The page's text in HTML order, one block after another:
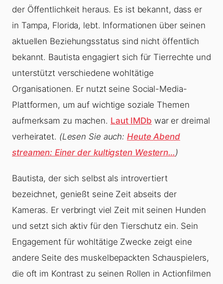
der Öffentlichkeit heraus. Es ist bekannt, dass er
in Tampa, Florida, lebt. Informationen über seinen
aktuellen Beziehungsstatus sind nicht öffentlich
bekannt. Bautista engagiert sich für Tierrechte und
unterstützt verschiedene wohltätige
Organisationen. Er nutzt seine Social-Media-
Plattformen, um auf wichtige soziale Themen
aufmerksam zu machen. Laut IMDb war er dreimal
verheiratet. (Lesen Sie auch:Heute Abend
streamen: Einer der kultigsten Western…)
Bautista, der sich selbst als introvertiert
bezeichnet, genießt seine Zeit abseits der
Kameras. Er verbringt viel Zeit mit seinen Hunden
und setzt sich aktiv für den Tierschutz ein. Sein
Engagement für wohltätige Zwecke zeigt eine
andere Seite des muskelbepackten Schauspielers,
die oft im Kontrast zu seinen Rollen in Actionfilmen